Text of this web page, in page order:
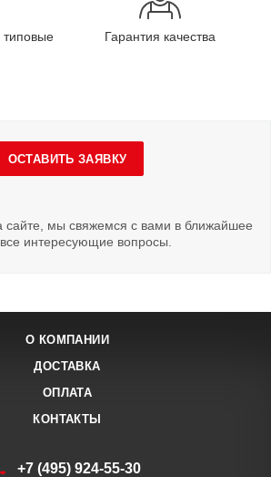
Гарантия качества
ОСТАВИТЬ ЗАЯВКУ
сайте, мы свяжемся с вами в ближайшее
интересующие вопросы.
О КОМПАНИИ
ДОСТАВКА
ОПЛАТА
КОНТАКТЫ
+7 (495) 924-55-30